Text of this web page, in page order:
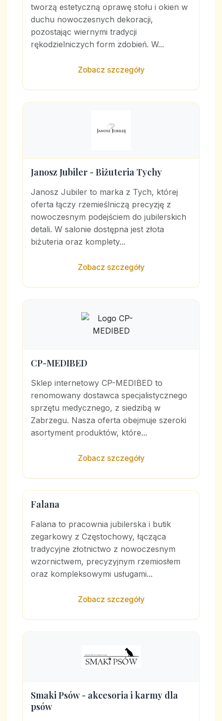
tworzą estetyczną oprawę stołu i okien w
duchu nowoczesnych dekoracji,
pozostając wiernymi tradycji
rękodzielniczych form zdobień. W...
Zobacz szczegóły
Janosz Jubiler - Biżuteria Tychy
Janosz Jubiler to marka z Tych, której
oferta łączy rzemieślniczą precyzję z
nowoczesnym podejściem do jubilerskich
detali. W salonie dostępna jest złota
biżuteria oraz komplety...
Zobacz szczegóły
CP-MEDIBED
Sklep internetowy CP-MEDIBED to
renomowany dostawca specjalistycznego
sprzętu medycznego, z siedzibą w
Zabrzegu. Nasza oferta obejmuje szeroki
asortyment produktów, które...
Zobacz szczegóły
Falana
Falana to pracownia jubilerska i butik
zegarkowy z Częstochowy, łącząca
tradycyjne złotnictwo z nowoczesnym
wzornictwem, precyzyjnym rzemiosłem
oraz kompleksowymi usługami...
Zobacz szczegóły
Smaki Psów - akcesoria i karmy dla
psów